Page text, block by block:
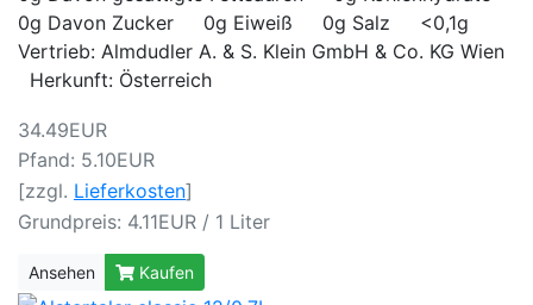
0g Davon Zucker 0g Eiweiß 0g Salz <0,1g
Vertrieb: Almdudler A. & S. Klein GmbH & Co. KG Wien
Herkunft: Österreich
34.49EUR
Pfand: 5.10EUR
[zzgl. Lieferkosten]
Grundpreis: 4.11EUR / 1 Liter
Ansehen Kaufen